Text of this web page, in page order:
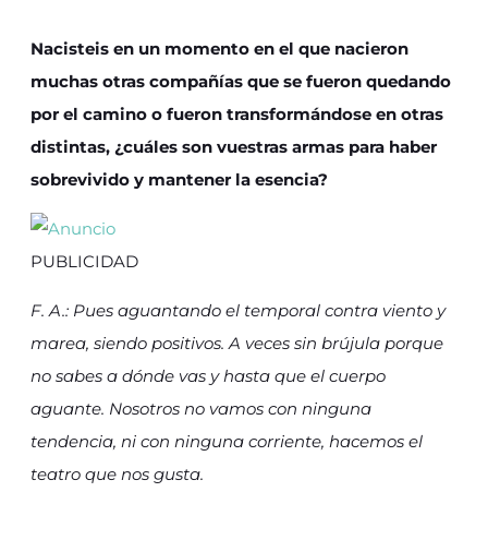
Nacisteis en un momento en el que nacieron
muchas otras compañías que se fueron quedando
por el camino o fueron transformándose en otras
distintas, ¿cuáles son vuestras armas para haber
sobrevivido y mantener la esencia?
PUBLICIDAD
F. A.: Pues aguantando el temporal contra viento y
marea, siendo positivos. A veces sin brújula porque
no sabes a dónde vas y hasta que el cuerpo
aguante. Nosotros no vamos con ninguna
tendencia, ni con ninguna corriente, hacemos el
teatro que nos gusta.